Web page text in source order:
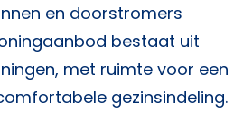
en doorstromers
bestaat uit
met ruimte voor een
gezinsindeling.